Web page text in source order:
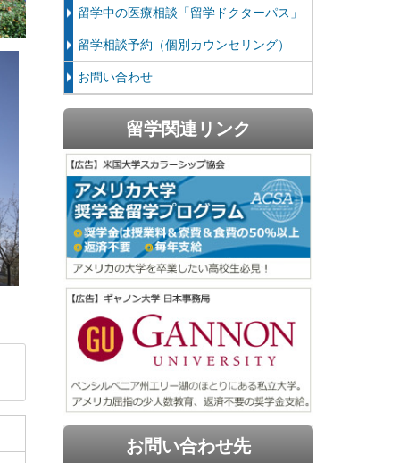
留学中の医療相談「留学ドクターパス」
留学相談予約（個別カウンセリング）
お問い合わせ
留学関連リンク
お問い合わせ先